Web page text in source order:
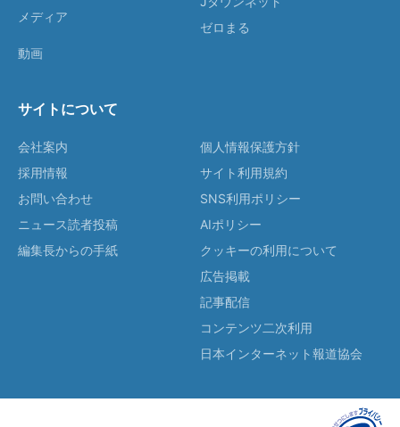
メディア
動画
ゼロまる
サイトについて
会社案内
採用情報
お問い合わせ
ニュース読者投稿
編集長からの手紙
個人情報保護方針
サイト利用規約
SNS利用ポリシー
AIポリシー
クッキーの利用について
広告掲載
記事配信
コンテンツ二次利用
日本インターネット報道協会